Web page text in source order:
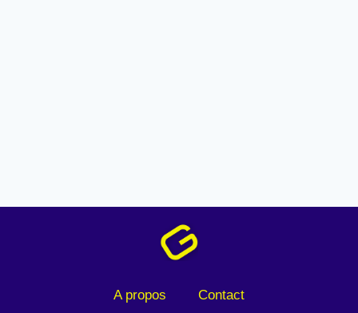
A propos Contact